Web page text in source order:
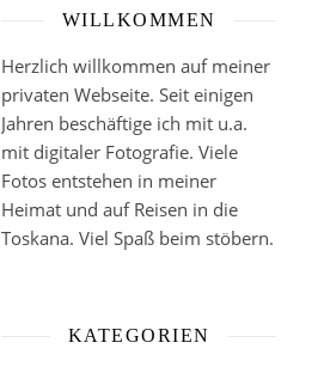
WILLKOMMEN
Herzlich willkommen auf meiner
privaten Webseite. Seit einigen
Jahren beschäftige ich mit u.a.
mit digitaler Fotografie. Viele
Fotos entstehen in meiner
Heimat und auf Reisen in die
Toskana. Viel Spaß beim stöbern.
KATEGORIEN